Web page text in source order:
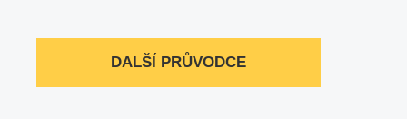
DALŠÍ PRŮVODCE